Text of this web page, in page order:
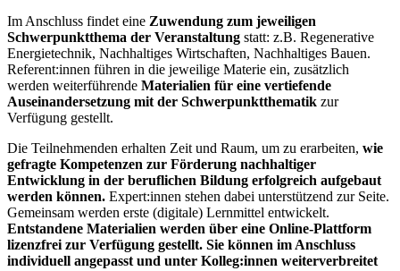
Im Anschluss findet eine Zuwendung zum jeweiligen
Schwerpunktthema der Veranstaltung statt: z.B. Regenerative
Energietechnik, Nachhaltiges Wirtschaften, Nachhaltiges Bauen.
Referent:innen führen in die jeweilige Materie ein, zusätzlich
werden weiterführende Materialien für eine vertiefende
Auseinandersetzung mit der Schwerpunktthematik zur
Verfügung gestellt.
Die Teilnehmenden erhalten Zeit und Raum, um zu erarbeiten, wie
gefragte Kompetenzen zur Förderung nachhaltiger
Entwicklung in der beruflichen Bildung erfolgreich aufgebaut
werden können. Expert:innen stehen dabei unterstützend zur Seite.
Gemeinsam werden erste (digitale) Lernmittel entwickelt.
Entstandene Materialien werden über eine Online-Plattform
lizenzfrei zur Verfügung gestellt. Sie können im Anschluss
individuell angepasst und unter Kolleg:innen weiterverbreitet